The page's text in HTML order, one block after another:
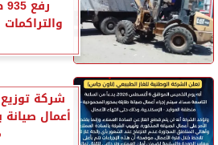
شركة توزيع
أعمال صيانة